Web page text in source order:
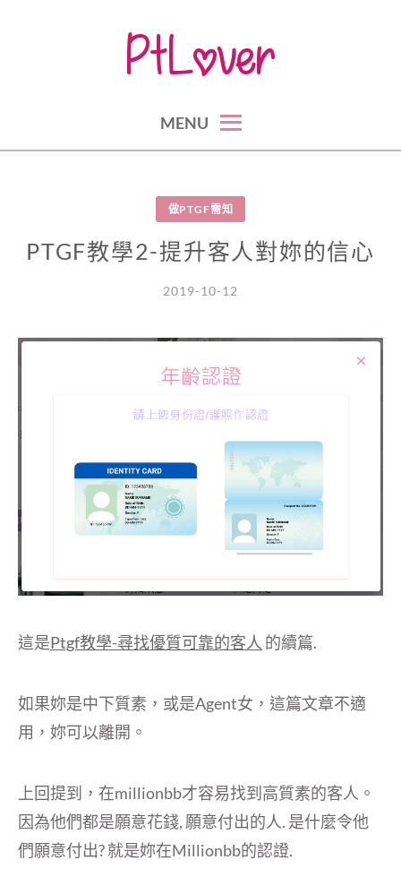
MENU
做PTGF需知
PTGF教學2-提升客人對妳的信心
2019-10-12
這是Ptgf教學-尋找優質可靠的客人 的續篇.
如果妳是中下質素，或是Agent女，這篇文章不適
用，妳可以離開。
上回提到，在millionbb才容易找到高質素的客人。
因為他們都是願意花錢, 願意付出的人. 是什麼令他
們願意付出? 就是妳在Millionbb的認證.